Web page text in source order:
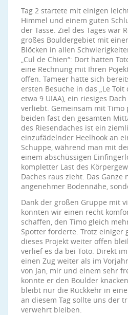
Tag 2 startete mit einigen
Himmel und einem guten
der Tasse. Ziel des Tages war
großes Bouldergebiet mit
Blöcken in allen
„Cul de Chien“: Dort hatten
eine Rechnung mit Ihren
offen. Tameer hatte sich
ersten Besuche in das „Le Toit
etwa 9 UIAA), ein riesiges
verliebt. Gemeinsam mit
beiden fast den gesamten
des Riesendaches ist ein
einzufädelnder Heelhook an
Schuppe, während man mit
einem abschüssigen
kompletter Last des
Daches raus zieht. Das
angenehmer Bodennähe,
Dank der großen Gruppe mit
konnten wir einen recht
schaffen, den Timo gleich
Spotter forderte. Trotz einiger
dieses Projekt weiter offen
verlief es da bei Toto. Direkt
einen Zug weiter als im
von Jan, mir und einem sehr
konnte er den Boulder
bleibt nur die Rückkehr in
an diesem Tag sollte uns der
verwehrt bleiben.